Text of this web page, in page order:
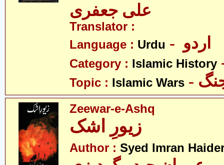
علی جعفری
Translator :
Language : Urdu
Category : Islamic History
Topic : Islamic Wars
Zeewar-e-Ashq
زیورِ اشک
Author : Syed Imran